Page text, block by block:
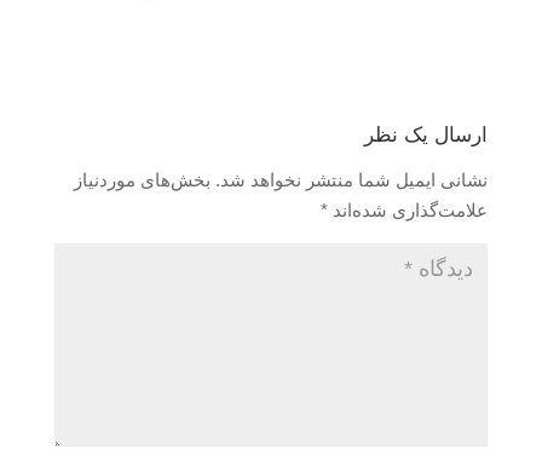
ارسال یک نظر
نشانی ایمیل شما منتشر نخواهد شد. بخش‌های موردنیاز
علامت‌گذاری شده‌اند *